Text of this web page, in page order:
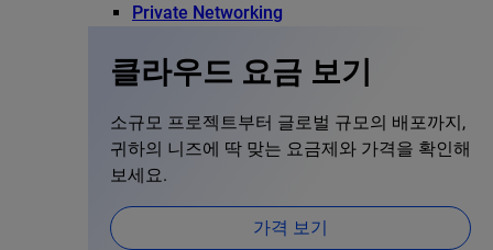
Private Networking
클라우드 요금 보기
소규모 프로젝트부터 글로벌 규모의 배포까지,
귀하의 니즈에 딱 맞는 요금제와 가격을 확인해
보세요.
가격 보기